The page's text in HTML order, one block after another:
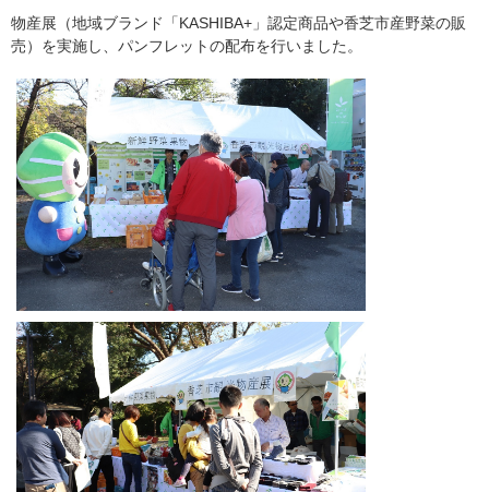
物産展（地域ブランド「KASHIBA+」認定商品や香芝市産野菜の販
売）を実施し、パンフレットの配布を行いました。